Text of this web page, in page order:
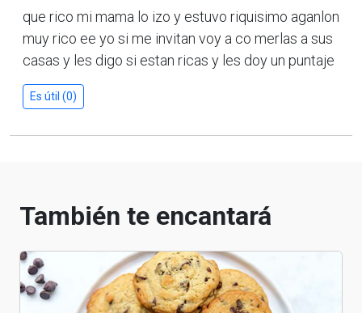
que rico mi mama lo izo y estuvo riquisimo aganlon
muy rico ee yo si me invitan voy a co merlas a sus
casas y les digo si estan ricas y les doy un puntaje
Es útil (0)
También te encantará